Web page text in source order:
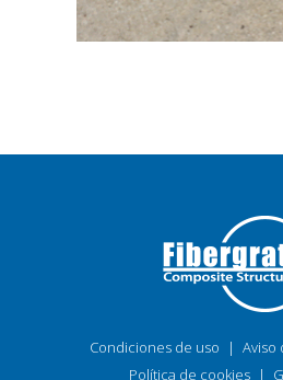
Condiciones de uso | Aviso
Política de cookies |